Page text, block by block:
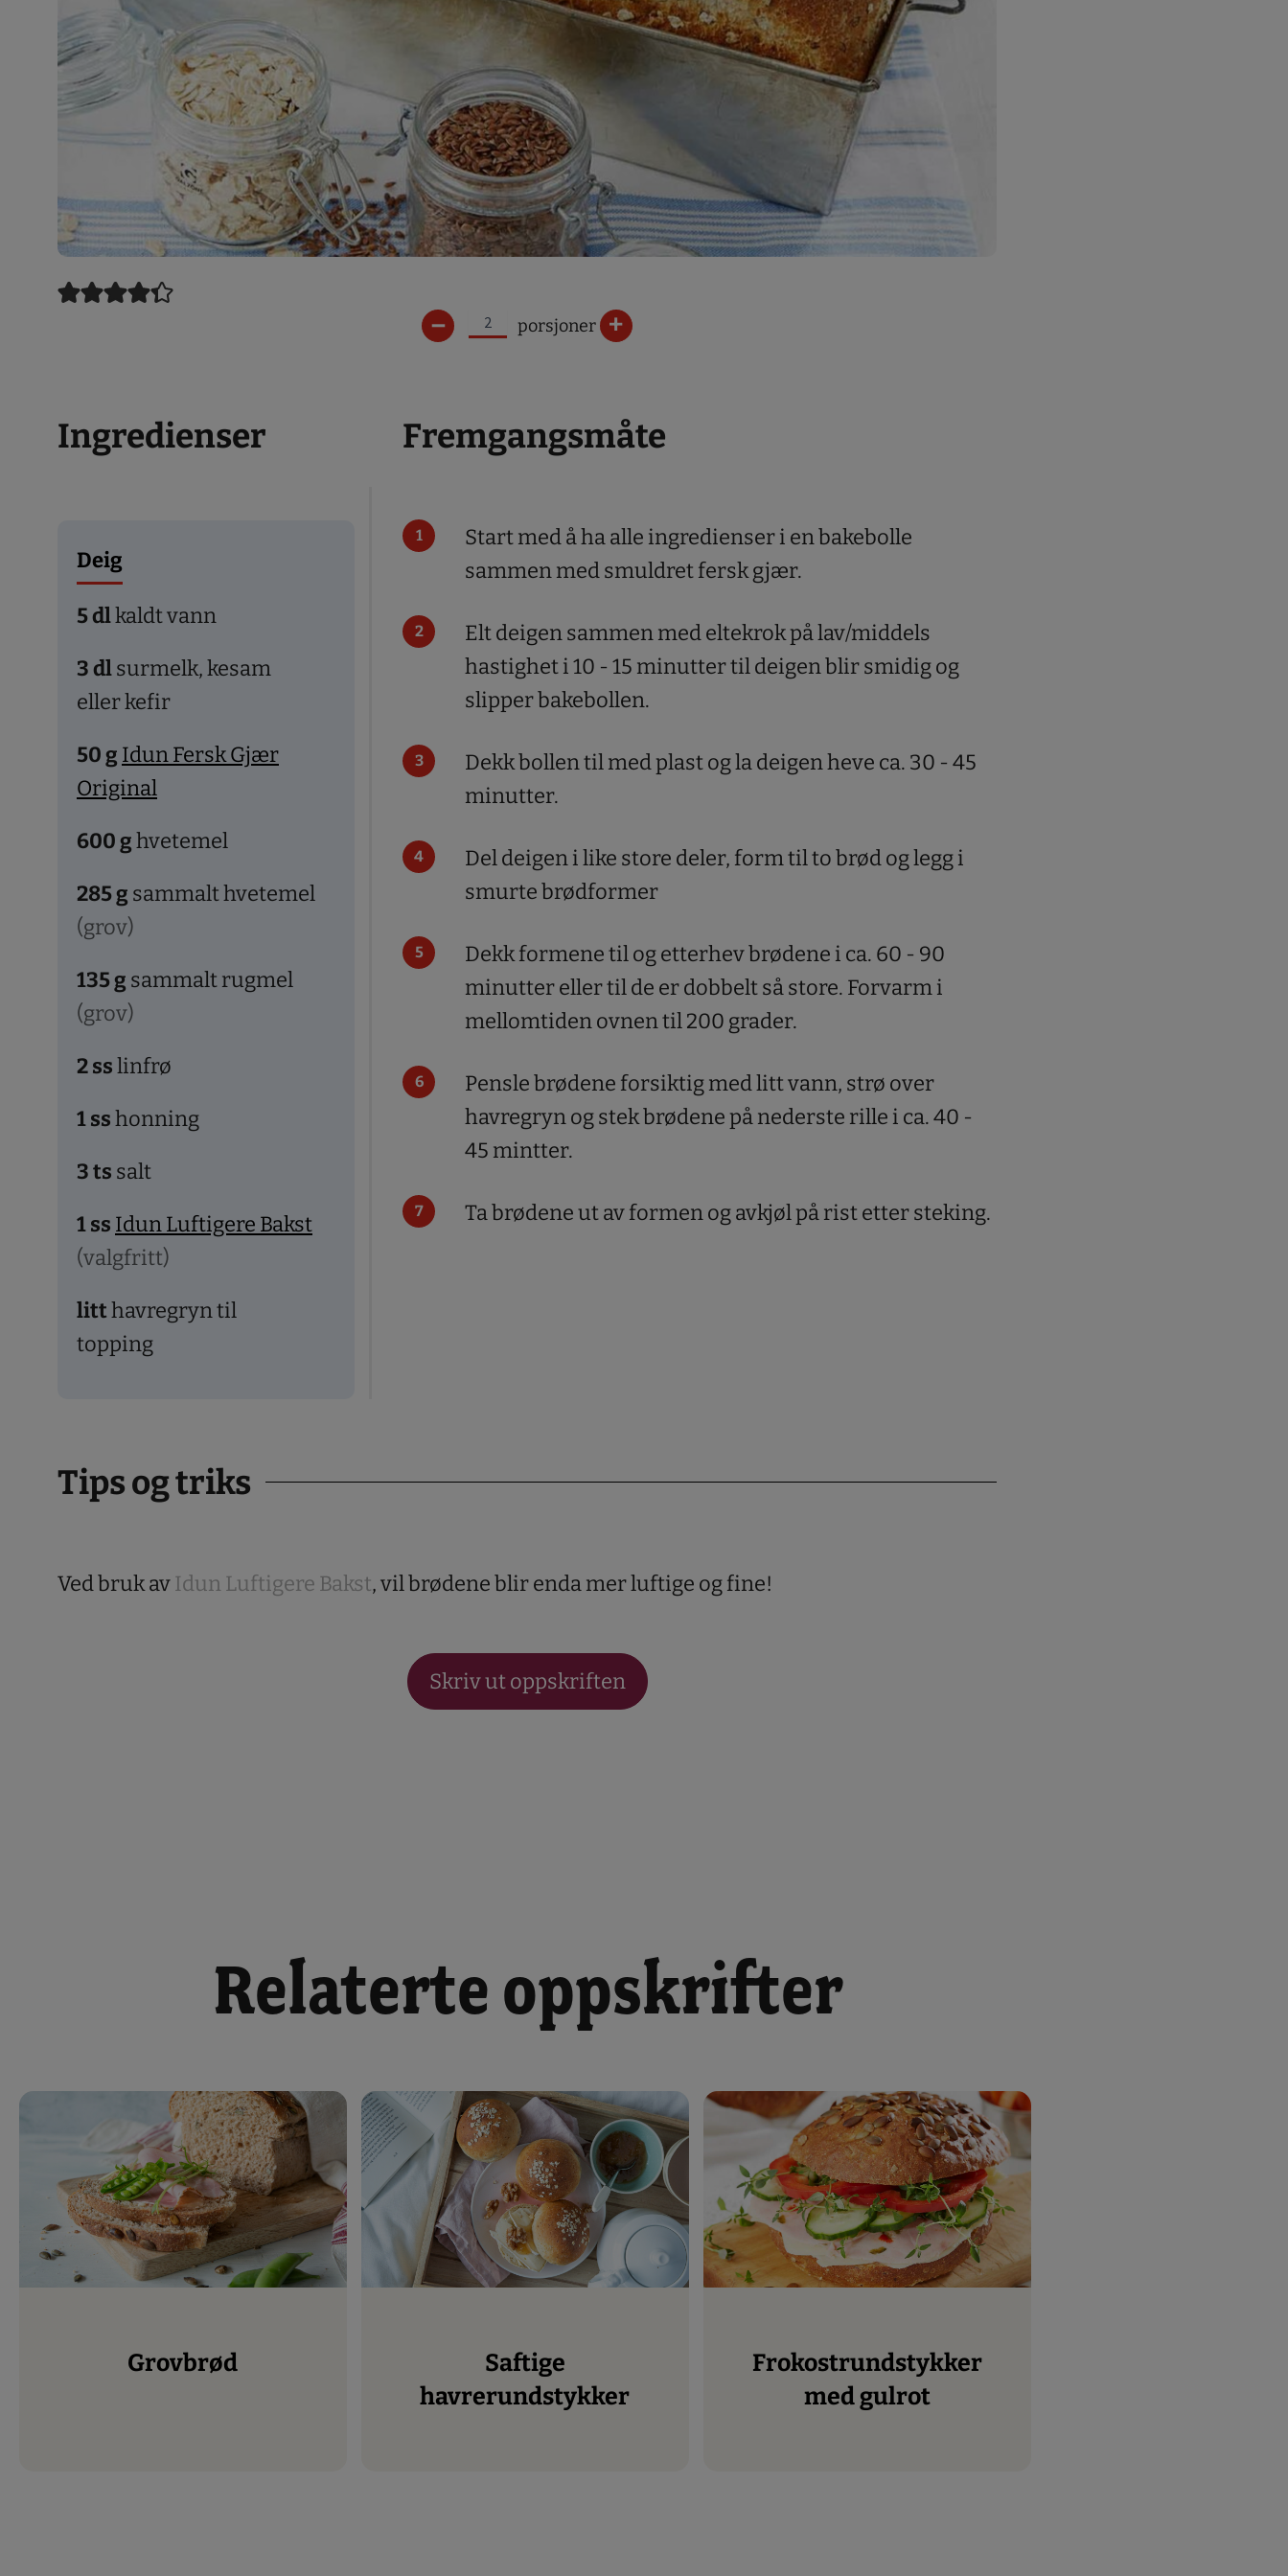
porsjoner
– +
Ingredienser
Deig
5dlkaldt vann
3dlsurmelk, kesam
eller kefir
50g Idun Fersk Gjær
Original
600ghvetemel
285g sammalt hvetemel
(grov)
135g sammalt rugmel
(grov)
2sslinfrø
1sshonning
3ts salt
1ss Idun Luftigere Bakst
(valgfritt)
litthavregryn til
topping
Fremgangsmåte
Start med å ha alle ingredienser i en bakebolle
sammen med smuldret fersk gjær.
Elt deigen sammen med eltekrok på lav/middels
hastighet i 10 - 15 minutter til deigen blir smidig og
slipper bakebollen.
Dekk bollen til med plast og la deigen heve ca. 30 - 45
minutter.
Del deigen i like store deler, form til to brød og legg i
smurte brødformer
Dekk formene til og etterhev brødene i ca. 60 - 90
minutter eller til de er dobbelt så store. Forvarm i
mellomtiden ovnen til 200 grader.
Pensle brødene forsiktig med litt vann, strø over
havregryn og stek brødene på nederste rille i ca. 40 -
45 mintter.
Ta brødene ut av formen og avkjøl på rist etter steking.
Tips og triks
Ved bruk avIdun Luftigere Bakst, vil brødene blir enda mer luftige og fine!
Skriv ut oppskriften
Relaterte oppskrifter
Grovbrød
Saftige
havrerundstykker
Frokostrundstykker
med gulrot